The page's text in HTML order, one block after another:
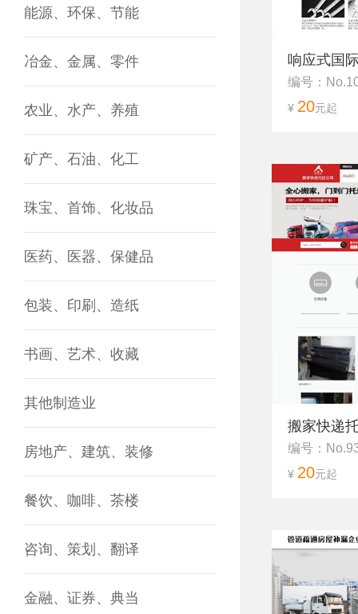
能源、环保、节能
冶金、金属、零件
农业、水产、养殖
矿产、石油、化工
珠宝、首饰、化妆品
医药、医器、保健品
包装、印刷、造纸
书画、艺术、收藏
其他制造业
房地产、建筑、装修
餐饮、咖啡、茶楼
咨询、策划、翻译
金融、证券、典当
响应式国
编号：
¥ 20元起
搬家快递
编号：
¥ 20元起